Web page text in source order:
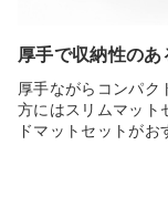
厚手で収納性の
厚手ながらコンパク
方にはスリムマット
ドマットセットがお